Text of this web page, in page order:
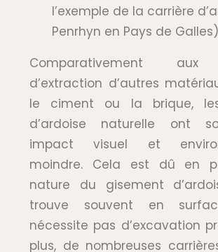
l’exemple de la carrière
Penrhyn en Pays de
Comparativement aux
d’extraction d’autres
le ciment ou la brique,
d’ardoise naturelle ont
impact visuel et
moindre. Cela est dû en
nature du gisement
trouve souvent en
nécessite pas d’excavation
plus, de nombreuses